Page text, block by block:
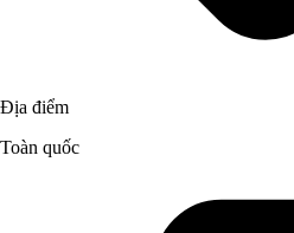
Địa điểm
Toàn quốc